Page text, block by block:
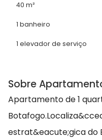
40 m²
1 banheiro
1 elevador de serviço
Sobre
Apartamento de 1
estrat&eacute;gica do